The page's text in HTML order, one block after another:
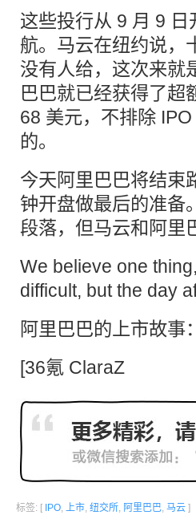
这些投行从 9 月 9
航。马云在纽约说，
没有人给，这次来就
巴巴就已经获得了超
68 美元，不排除
的。
今天阿里巴巴将结束
钟开盘做最后的准备
段落，但马云和阿里
We believe one
difficult, but the day
阿里巴巴的上市故事
[36氪 ClaraZ
标签: [ IPO, 上市, 纽交所, 阿里巴巴, 马云 ]